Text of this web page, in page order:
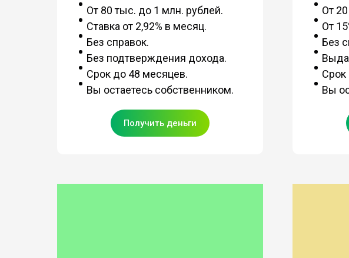
От 80 тыс. до 1 млн. рублей.
Ставка от 2,92% в месяц.
Без справок.
Без подтверждения дохода.
Срок до 48 месяцев.
Вы остаетесь собственником.
Получить деньги
От
От
Без
Срок
Вы